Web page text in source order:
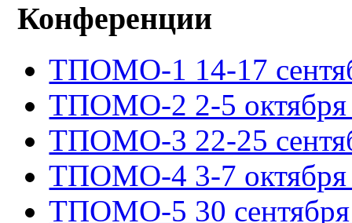
Конференции
ТПОМО-1 14-17
ТПОМО-2 2-5 октября
ТПОМО-3 22-25
ТПОМО-4 3-7 октября
ТПОМО-5 30 сентября